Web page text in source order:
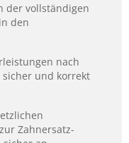
der vollständigen
den
nach
sicher und korrekt
Zahnersatz-